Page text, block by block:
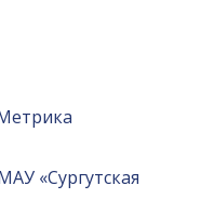
«Сургутская